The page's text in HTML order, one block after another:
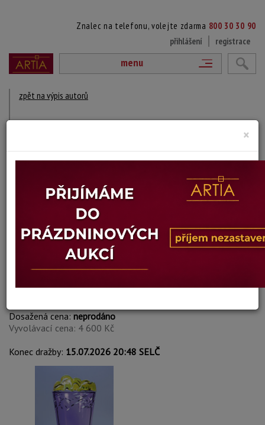
Znalec na telefonu, volejte zdarma 800 30 30 90
přihlášení
registrace
menu
zpět na výpis autorů
1957 Stockholm - ?
DÍLA V AUKCÍCH
Ann Wåhlström
261. VÁZA /SIGNOVÁNO, DATOVÁNO
Dosažená cena:neprodáno
Vyvolávací cena: 4 600 Kč
Konec dražby: 15.07.2026 20:48 SELČ
×